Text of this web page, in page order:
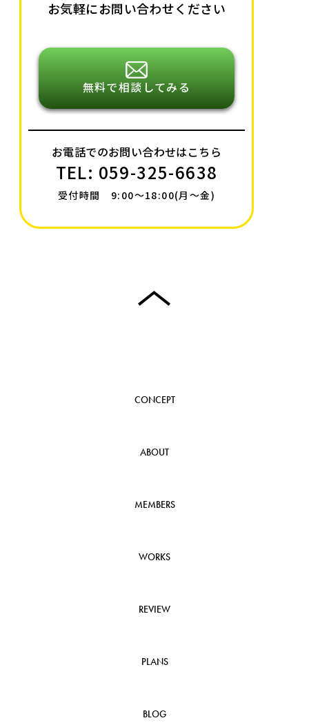
お気軽にお問い合わせください
無料で相談してみる
お電話でのお問い合わせはこちら
TEL: 059-325-6638
受付時間 9:00〜18:00(月〜金)
CONCEPT
ABOUT
MEMBERS
WORKS
REVIEW
PLANS
BLOG